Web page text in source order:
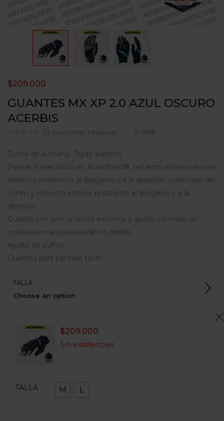
GUANTES MX XP 2.0 AZUL OSCURO
ACERBIS
(0 customer reviews) 0 sold
$209.000
Dorso de la mano: Tejido elástico.
Palma: Panel único en Nanofront®, refuerzo exterior en piel
sintética resistente al desgarro y a la abrasión, acolchado de
3 mm y refuerzo interior resistente al desgarro y a la
abrasión.
Guante con precurvatura extrema y ajuste cómodo sin
costuras en las puntas de los dedos.
Ajuste de puños.
Guantes para pantalla táctil.
TALLA
Choose an option
$209.000
Sin existencias
TALLA M L